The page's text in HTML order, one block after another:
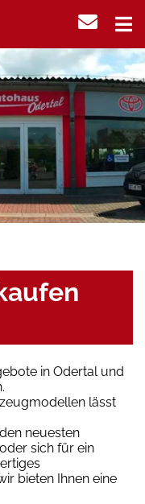
in Odertal und
lässt
neuesten
sich für ein
bieten Ihnen eine